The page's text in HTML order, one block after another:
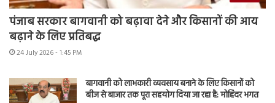
पंजाब सरकार बागवानी को बढ़ावा देने और किसानों की आय
बढ़ाने के लिए प्रतिबद्ध
24 July 2026 - 1:45 PM
बागवानी को लाभकारी व्यवसाय बनाने के लिए किसानों को
बीज से बाजार तक पूरा सहयोग दिया जा रहा है: मोहिंदर भगत